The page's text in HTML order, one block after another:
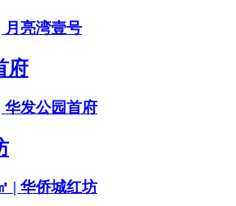
月亮湾壹号
府
华发公园首府
| 华侨城红坊